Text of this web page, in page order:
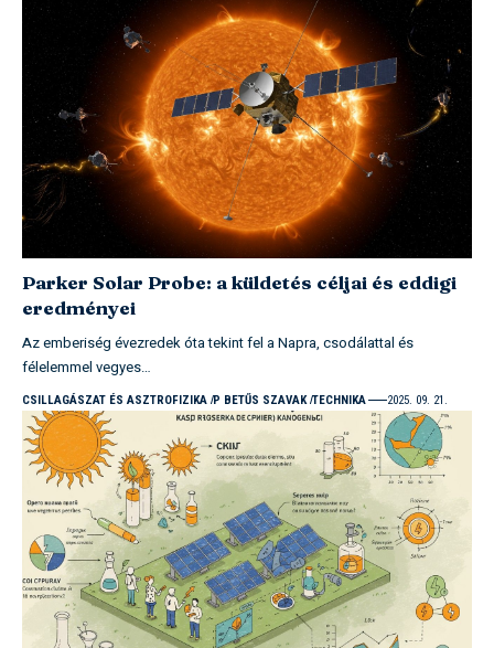
Parker Solar Probe: a küldetés céljai és eddigi
eredményei
Az emberiség évezredek óta tekint fel a Napra, csodálattal és
félelemmel vegyes…
CSILLAGÁSZAT ÉS ASZTROFIZIKA P BETŰS SZAVAK TECHNIKA 2025. 09. 21.